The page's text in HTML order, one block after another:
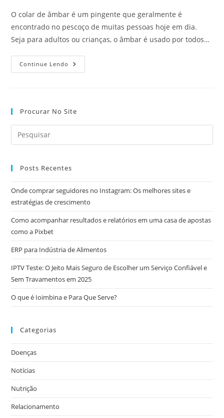
post:
O colar de âmbar é um pingente que geralmente é
encontrado no pescoço de muitas pessoas hoje em dia.
Seja para adultos ou crianças, o âmbar é usado por todos…
Continue Lendo Em
Quais
Colar
Âmbar
Procurar No Site
Posts Recentes
Onde comprar seguidores no Instagram: Os melhores sites e
estratégias de crescimento
Como acompanhar resultados e relatórios em uma casa de apostas
como a Pixbet
ERP para Indústria de Alimentos
IPTV Teste: O Jeito Mais Seguro de Escolher um Serviço Confiável e
Sem Travamentos em 2025
O que é Ioimbina e Para Que Serve?
Categorias
Doenças
Notícias
Nutrição
Relacionamento